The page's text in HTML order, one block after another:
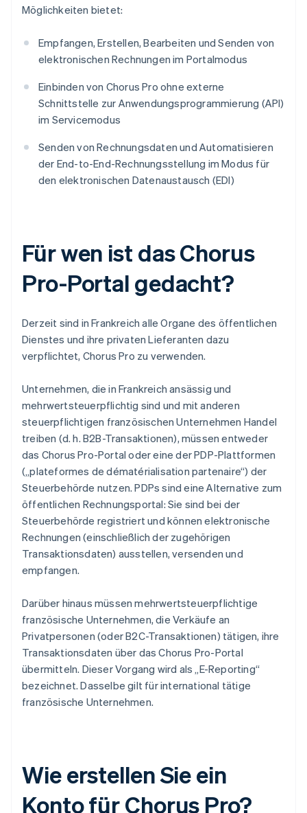
Möglichkeiten bietet:
Empfangen, Erstellen, Bearbeiten und Senden von
elektronischen Rechnungen im Portalmodus
Einbinden von Chorus Pro ohne externe
Schnittstelle zur Anwendungsprogrammierung (API)
im Servicemodus
Senden von Rechnungsdaten und Automatisieren
der End-to-End-Rechnungsstellung im Modus für
den elektronischen Datenaustausch (EDI)
Für wen ist das Chorus
Pro-Portal gedacht?
Derzeit sind in Frankreich alle Organe des öffentlichen
Dienstes und ihre privaten Lieferanten dazu
verpflichtet, Chorus Pro zu verwenden.
Unternehmen, die in Frankreich ansässig und
mehrwertsteuerpflichtig sind und mit anderen
steuerpflichtigen französischen Unternehmen Handel
treiben (d. h. B2B-Transaktionen), müssen entweder
das Chorus Pro-Portal oder eine der PDP-Plattformen
(„plateformes de dématérialisation partenaire“) der
Steuerbehörde nutzen. PDPs sind eine Alternative zum
öffentlichen Rechnungsportal: Sie sind bei der
Steuerbehörde registriert und können elektronische
Rechnungen (einschließlich der zugehörigen
Transaktionsdaten) ausstellen, versenden und
empfangen.
Darüber hinaus müssen mehrwertsteuerpflichtige
französische Unternehmen, die Verkäufe an
Privatpersonen (oder B2C-Transaktionen) tätigen, ihre
Transaktionsdaten über das Chorus Pro-Portal
übermitteln. Dieser Vorgang wird als „E-Reporting“
bezeichnet. Dasselbe gilt für international tätige
französische Unternehmen.
Wie erstellen Sie ein
Konto für Chorus Pro?